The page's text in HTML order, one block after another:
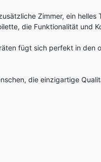
Zimmer, ein helles
die Funktionalität und
fügt sich perfekt in den
die einzigartige